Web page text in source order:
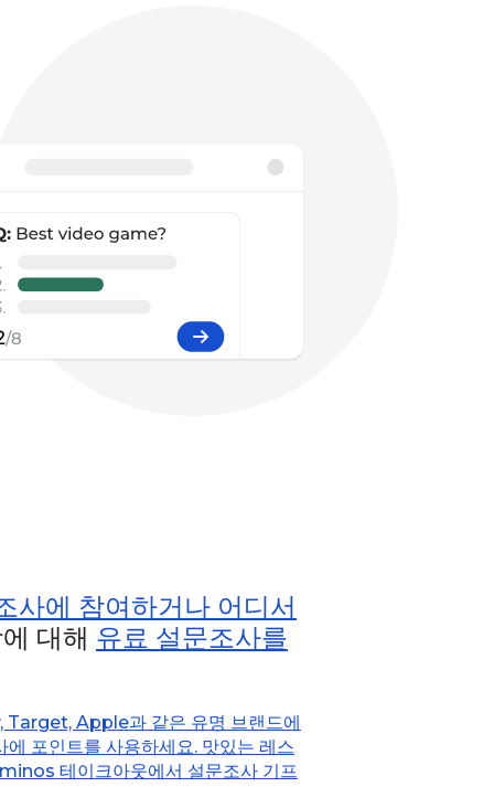
사에 참여하거나 어디서
대해 유료 설문조사를
Target, Apple과 같은 유명 브랜드에
포인트를 사용하세요. 맛있는 레스
테이크아웃에서 설문조사 기프